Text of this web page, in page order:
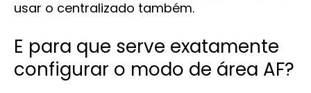
usar o centralizado também.
E para que serve exatamente
configurar o modo de área AF?